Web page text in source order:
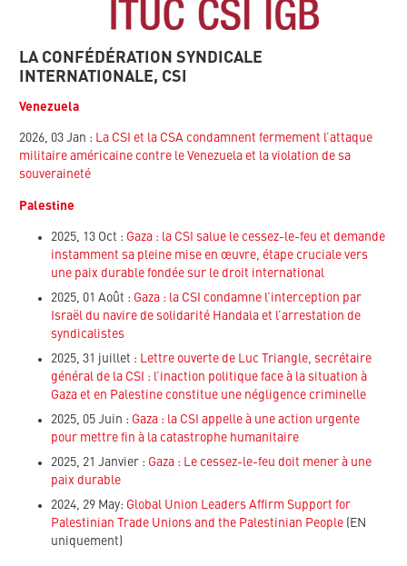
LA CONFÉDÉRATION SYNDICALE
INTERNATIONALE, CSI
Venezuela
2026, 03 Jan : La CSI et la CSA condamnent fermement l’attaque
militaire américaine contre le Venezuela et la violation de sa
souveraineté
Palestine
2025, 13 Oct : Gaza : la CSI salue le cessez-le-feu et demande
instamment sa pleine mise en œuvre, étape cruciale vers
une paix durable fondée sur le droit international
2025, 01 Août : Gaza : la CSI condamne l’interception par
Israël du navire de solidarité Handala et l’arrestation de
syndicalistes
2025, 31 juillet : Lettre ouverte de Luc Triangle, secrétaire
général de la CSI : l’inaction politique face à la situation à
Gaza et en Palestine constitue une négligence criminelle
2025, 05 Juin : Gaza : la CSI appelle à une action urgente
pour mettre fin à la catastrophe humanitaire
2025, 21 Janvier : Gaza : Le cessez-le-feu doit mener à une
paix durable
2024, 29 May: Global Union Leaders Affirm Support for
Palestinian Trade Unions and the Palestinian People (EN
uniquement)